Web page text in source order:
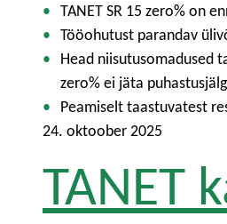
TANET SR 15 zero% on
Tööohutust parandav
Head niisutusomadused
zero% ei jäta
Peamiselt taastuvatest
24. oktoober 2025
TANET